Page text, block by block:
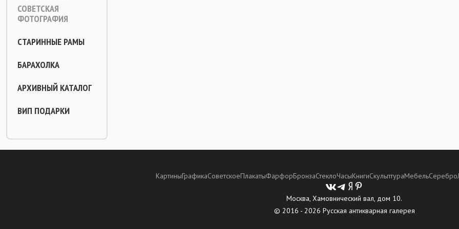
СОВЕТСКАЯ
ФОТОГРАФИЯ
СТАРИННЫЕ РАМЫ
БАРАХОЛКА
АРХИВНЫЙ КАТАЛОГ
ВИП ПОДАРКИ
КартиныГрафикаСоветскоеПлакатыФарфорБронзаСтеклоЧасыКнигиСкульптураМебельСеребро
Москва, Хамовнический вал, дом 10.
© 2016 - 2026 Русская антикварная галерея